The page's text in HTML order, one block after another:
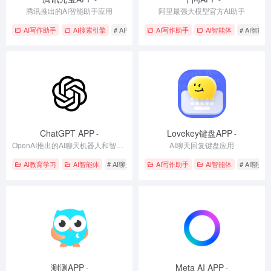
腾讯推出的AI智能助手应用
AI写作助手 AI搜索引擎 # AI智能助手 # AI聊天应用 # 创意写作与图像生成
阿里最强大模型官方AI助手
AI写作助手 AI智能体 # AI智能
ChatGPT APP-
AI教育学习 AI智能体 # AI聊天应用 # 多模态交互 # 多语言AI交流
Lovekey键盘APP-
AI聊天回复键盘应用
AI写作助手 AI智能体 # AI聊天
测测APP- Meta AI APP-